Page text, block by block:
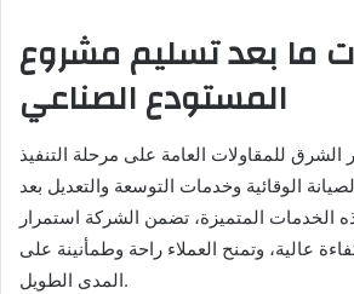
ما بعد تسليم مشروع
المستودع الصناعي
للمقاولات العامة على مرحلة التنفيذ
الوقائية وخدمات التوسعة والتعديل بعد
الخدمات المتميزة، تضمن الشركة استمرار
عالية، وتمنح العملاء راحة وطمأنينة على
المدى الطويل.